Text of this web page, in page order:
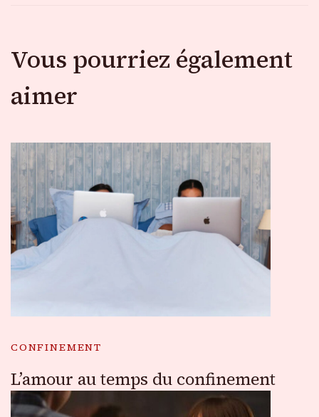
Vous pourriez également
aimer
CONFINEMENT
L’amour au temps du confinement